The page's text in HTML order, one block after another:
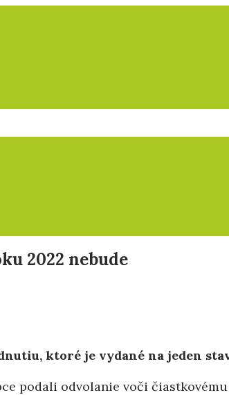
2022 nebude
ktoré je vydané na jeden
podali odvolanie voči